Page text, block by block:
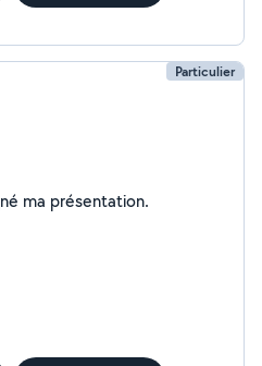
Particulier
Je n'ai pas encore renseigné ma présentation.